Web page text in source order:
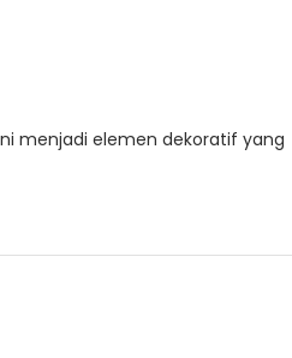
menjadi elemen dekoratif yang